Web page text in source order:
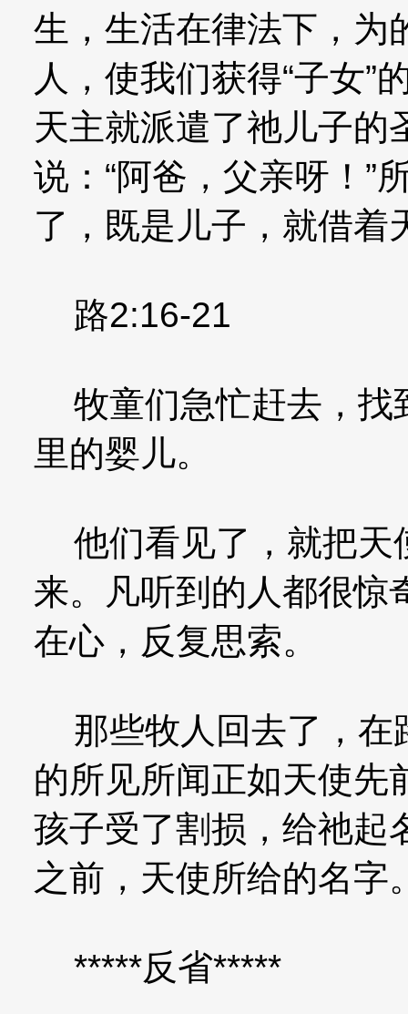
生，生活在律法下，为
人，使我们获得“子女”
天主就派遣了祂儿子的
说：“阿爸，父亲呀！”
了，既是儿子，就借着
路2:16-21
牧童们急忙赶去，找
里的婴儿。
他们看见了，就把天
来。凡听到的人都很惊
在心，反复思索。
那些牧人回去了，在
的所见所闻正如天使先
孩子受了割损，给祂起
之前，天使所给的名字
*****反省*****